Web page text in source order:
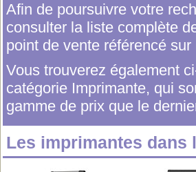
Afin de poursuivre votre
consulter la liste complète
point de vente référencé sur
Vous trouverez également
catégorie Imprimante, qui
gamme de prix que le
Les imprimantes dans